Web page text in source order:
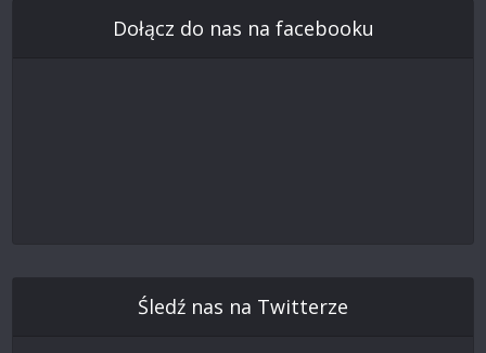
Dołącz do nas na facebooku
Śledź nas na Twitterze